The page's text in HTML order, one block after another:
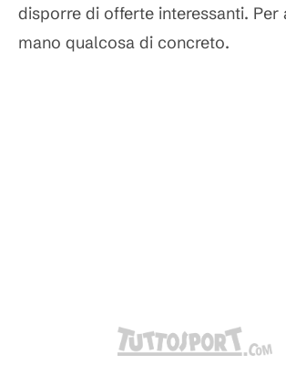
disporre di offerte interessanti. Per
mano qualcosa di concreto.